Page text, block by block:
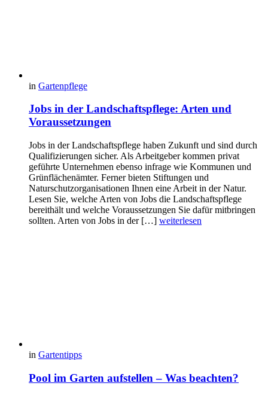
in Gartenpflege
Jobs in der Landschaftspflege: Arten und
Voraussetzungen
Jobs in der Landschaftspflege haben Zukunft und sind durch
Qualifizierungen sicher. Als Arbeitgeber kommen privat
geführte Unternehmen ebenso infrage wie Kommunen und
Grünflächenämter. Ferner bieten Stiftungen und
Naturschutzorganisationen Ihnen eine Arbeit in der Natur.
Lesen Sie, welche Arten von Jobs die Landschaftspflege
bereithält und welche Voraussetzungen Sie dafür mitbringen
sollten. Arten von Jobs in der […] weiterlesen
in Gartentipps
Pool im Garten aufstellen – Was beachten?